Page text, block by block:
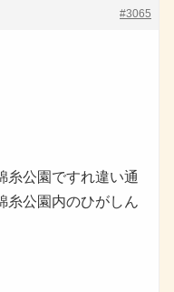
#3065
糸公園ですれ違い通
糸公園内のひがしん